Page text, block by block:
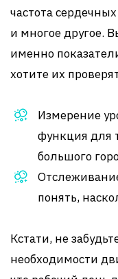
частота
и многое другое.
именно
хотите их
Измерение
функция для
большого
понять,
Кстати, не
необходимости